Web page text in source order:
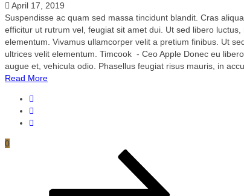
April 17, 2019
Suspendisse ac quam sed massa tincidunt blandit. Cras
efficitur ut rutrum vel, feugiat sit amet dui. Ut sed libero
elementum. Vivamus ullamcorper velit a pretium finibus. Ut
ultrices velit elementum. Timcook - Ceo Apple Donec eu
augue et, vehicula odio. Phasellus feugiat risus mauris, in
Read More
0